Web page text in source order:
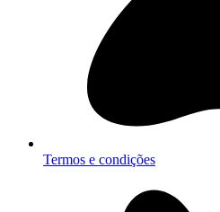
Termos e condições